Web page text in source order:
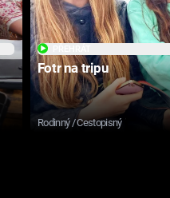
Fotr na tripu
Rodinný / Cestopisný